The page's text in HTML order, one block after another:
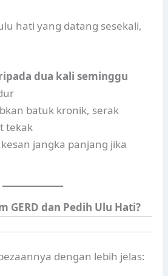
hati yang datang sesekali,
dua kali seminggu
batuk kronik, serak
tekak
jangka panjang jika
GERD dan Pedih Ulu Hati?
dengan lebih jelas: